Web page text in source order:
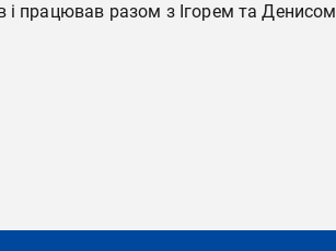
разом з Ігорем та